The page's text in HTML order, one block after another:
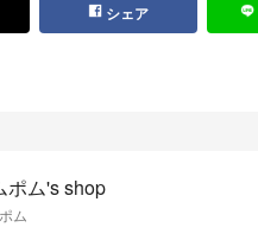
シェア
ポム's shop
ム